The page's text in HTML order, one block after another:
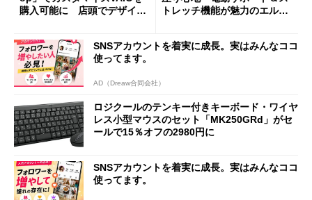
購入可能に 店頭でデザイン
トレッチ機能が魅力のエルゴ
SNSアカウントを着実に成長。実はみんなココ
使ってます。
AD（Dreaw合同会社）
ロジクールのテンキー付きキーボード・ワイヤ
レス小型マウスのセット「MK250GRd」がセ
ールで15％オフの2980円に
SNSアカウントを着実に成長。実はみんなココ
使ってます。